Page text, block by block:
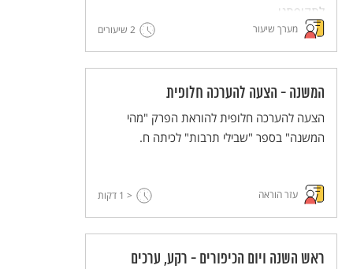
לתקופתנו.
מערך שיעור 2 שיעורים
המשנה - הצעה להערכה חלופית
הצעה להערכה חלופית להוראת הפרק "מהי
המשנה" בספר "שבילי תרבות" לכיתה ח.
עזר הוראה < 1 דקות
ראש השנה ויום הכיפורים - רקע, ערכים